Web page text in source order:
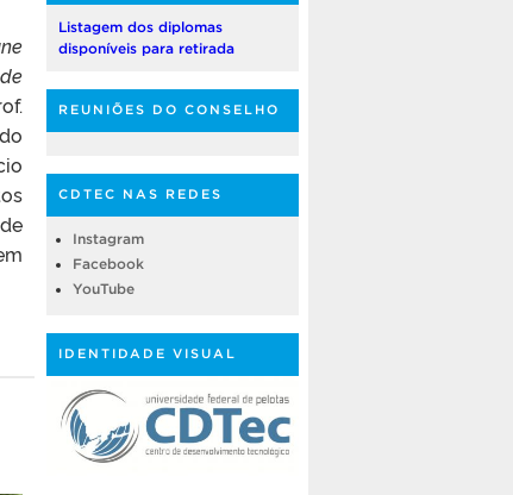
Listagem dos diplomas
disponíveis para retirada
REUNIÕES DO CONSELHO
CDTEC NAS REDES
Instagram
Facebook
YouTube
IDENTIDADE VISUAL